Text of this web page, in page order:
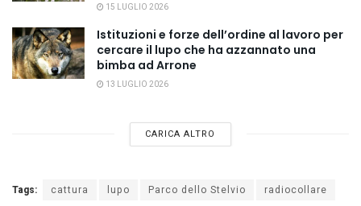
15 LUGLIO 2026
Istituzioni e forze dell’ordine al lavoro per
cercare il lupo che ha azzannato una
bimba ad Arrone
13 LUGLIO 2026
CARICA ALTRO
Tags: cattura lupo Parco dello Stelvio radiocollare